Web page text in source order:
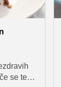
se tega